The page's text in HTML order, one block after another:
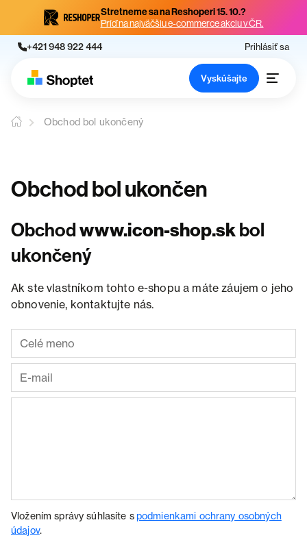
Stretneme sa na Reshoperi 15. 10.?
Príď na najväčšiu e-commerce akciu v ČR.
+421 948 922 444 Prihlásiť sa
Vyskúšajte
Obchod bol ukončený
Obchod bol ukončen
Obchodwww.icon-shop.skbol
ukončený
Ak ste vlastníkom tohto e-shopu a máte záujem o jeho
obnovenie, kontaktujte nás.
Vložením správy súhlasíte spodmienkami ochrany osobných
údajov.